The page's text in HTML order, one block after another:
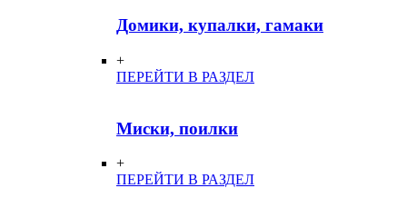
Домики, купалки, гамаки
+
ПЕРЕЙТИ В РАЗДЕЛ
Миски, поилки
+
ПЕРЕЙТИ В РАЗДЕЛ